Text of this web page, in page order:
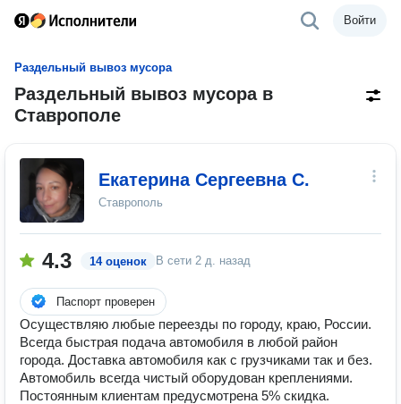
Войти
Раздельный вывоз мусора
Раздельный вывоз мусора в
Ставрополе
Екатерина Сергеевна С.
Ставрополь
4.3 14 оценок В сети 2 д. назад
Паспорт проверен
Осуществляю любые переезды по городу, краю, России.
Всегда быстрая подача автомобиля в любой район
города. Доставка автомобиля как с грузчиками так и без.
Автомобиль всегда чистый оборудован креплениями.
Постоянным клиентам предусмотрена 5% скидка.